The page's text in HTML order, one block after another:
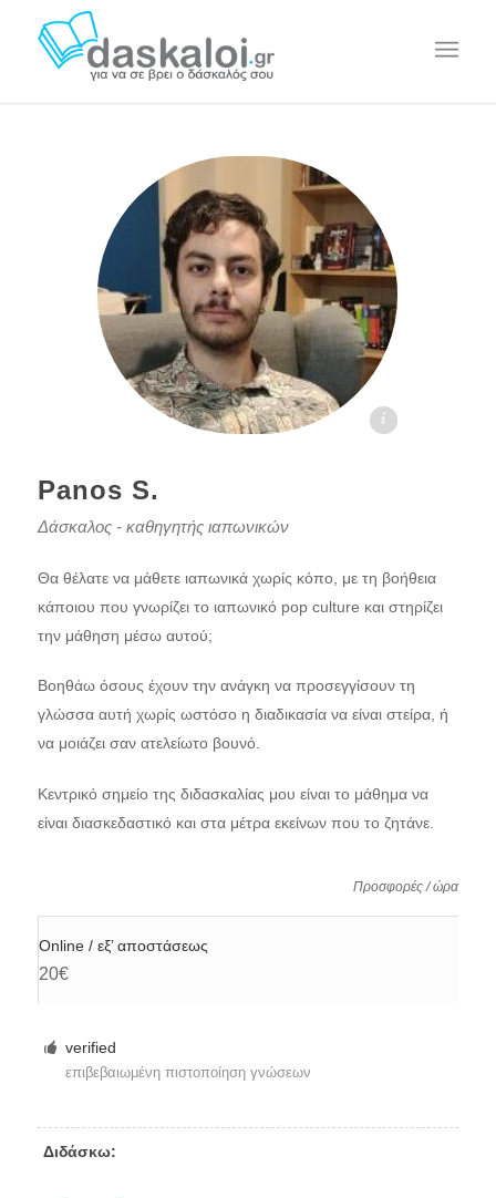
Panos S. - daskaloi.gr
Panos S.
Δάσκαλος - καθηγητής ιαπωνικών
Θα θέλατε να μάθετε ιαπωνικά χωρίς κόπο, με τη βοήθεια
κάποιου που γνωρίζει το ιαπωνικό pop culture και στηρίζει
την μάθηση μέσω αυτού;
Βοηθάω όσους έχουν την ανάγκη να προσεγγίσουν τη
γλώσσα αυτή χωρίς ωστόσο η διαδικασία να είναι στείρα, ή
να μοιάζει σαν ατελείωτο βουνό.
Κεντρικό σημείο της διδασκαλίας μου είναι το μάθημα να
είναι διασκεδαστικό και στα μέτρα εκείνων που το ζητάνε.
Προσφορές / ώρα
Online / εξ’ αποστάσεως
20€
verified
επιβεβαιωμένη πιστοποίηση γνώσεων
Διδάσκω: